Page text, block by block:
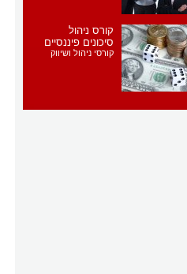
קורס ניהול
סיכונים פיננסיים
קורסי ניהול ושיווק